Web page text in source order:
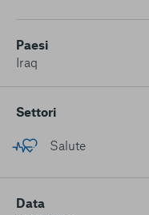
funzionamento.
selezione relativa ai
possibile consultare la
Cookie strettamente
Paesi
Iraq
Settori
Salute
Data